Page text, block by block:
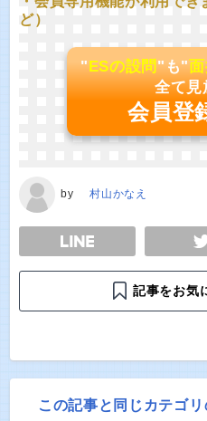
ど）
"ESの設問"も"
全て見
会員登
by 村山かなえ
TWEET
記事をお気
この記事と同じカテゴ